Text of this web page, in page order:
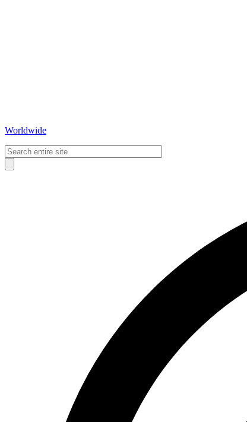
Worldwide